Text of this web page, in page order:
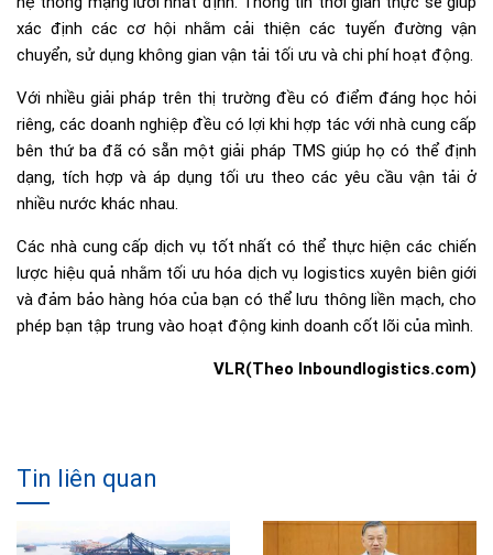
xác định các cơ hội nhằm cải thiện các tuyến đường vận
chuyển, sử dụng không gian vận tải tối ưu và chi phí hoạt động.
Với nhiều giải pháp trên thị trường đều có điểm đáng học hỏi
riêng, các doanh nghiệp đều có lợi khi hợp tác với nhà cung cấp
bên thứ ba đã có sẵn một giải pháp TMS giúp họ có thể định
dạng, tích hợp và áp dụng tối ưu theo các yêu cầu vận tải ở
nhiều nước khác nhau.
Các nhà cung cấp dịch vụ tốt nhất có thể thực hiện các chiến
lược hiệu quả nhằm tối ưu hóa dịch vụ logistics xuyên biên giới
và đảm bảo hàng hóa của bạn có thể lưu thông liền mạch, cho
phép bạn tập trung vào hoạt động kinh doanh cốt lõi của mình.
VLR(Theo Inboundlogistics.com)
Tin liên quan